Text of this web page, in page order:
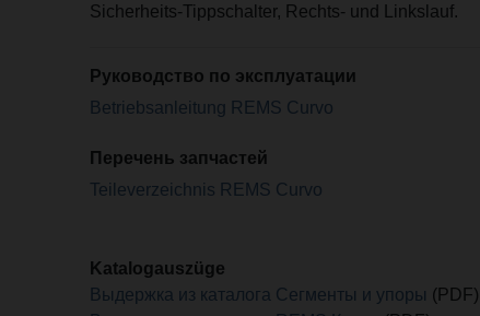
Sicherheits-Tippschalter, Rechts- und Linkslauf.
Руководство по эксплуатации
Betriebsanleitung REMS Curvo
Перечень запчастей
Teileverzeichnis REMS Curvo
Katalogauszüge
Выдержка из каталога Сегменты и упоры (PDF)